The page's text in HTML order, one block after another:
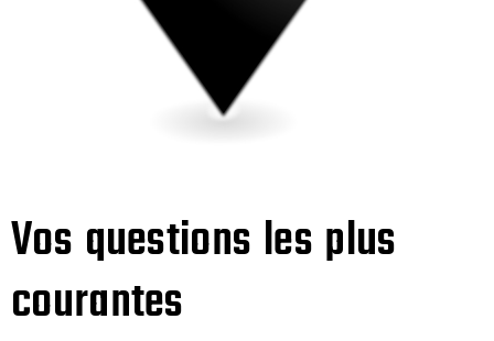
Vos questions les plus
courantes